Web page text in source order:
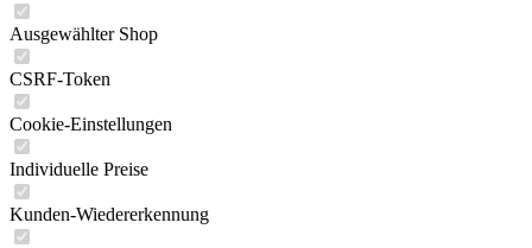
Ausgewählter Shop
CSRF-Token
Cookie-Einstellungen
Individuelle Preise
Kunden-Wiedererkennung